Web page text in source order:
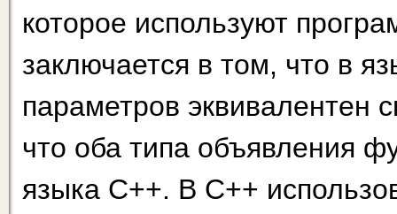
которое используют
заключается в том, что в
параметров эквивалентен
что оба типа объяв­ления
языка С++. В С++